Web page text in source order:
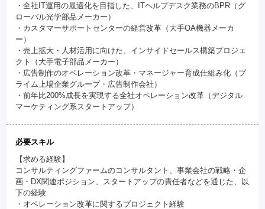
・全社IT運用の最適化を目指した、ITヘルプデスク業務のBPR（グ
ローバル光学部品メーカー）
・カスタマーサポートセンターの経営改革（大手OA機器メーカ
ー）
・売上拡大・人材活用に向けた、インサイドセールス構築プロジェ
クト（大手電子部品メーカー）
・広告制作のオペレーション改革・マネージャー育成仕組み化（プ
ライム上場企業グループ・広告制作会社）
・前年比200%成長を実現する全社オペレーション改革（デジタル
マーケティング系スタートアップ）
必要スキル
【求める経験】
コンサルティングファームのコンサルタント、事業会社の戦略・企
画・DX関連ポジション、スタートアップの責任者などを通じた、以
下の経験
・オペレーション改革に関するプロジェクト経験